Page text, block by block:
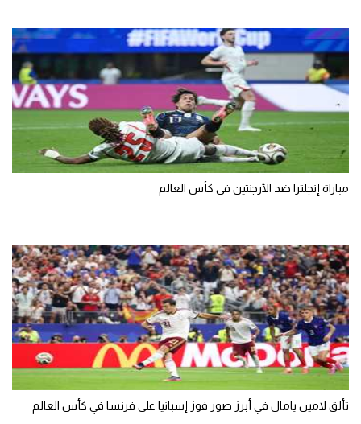
مباراة إنجلترا ضد الأرجنتين في كأس العالم
تألق لامين يامال في أبرز صور فوز إسبانيا على فرنسا في كأس العالم